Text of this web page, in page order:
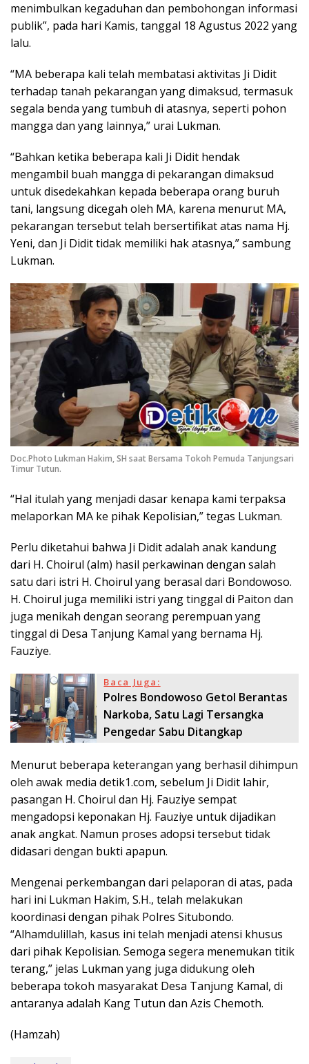
menimbulkan kegaduhan dan pembohongan informasi
publik”, pada hari Kamis, tanggal 18 Agustus 2022 yang
lalu.
“MA beberapa kali telah membatasi aktivitas Ji Didit
terhadap tanah pekarangan yang dimaksud, termasuk
segala benda yang tumbuh di atasnya, seperti pohon
mangga dan yang lainnya,” urai Lukman.
“Bahkan ketika beberapa kali Ji Didit hendak
mengambil buah mangga di pekarangan dimaksud
untuk disedekahkan kepada beberapa orang buruh
tani, langsung dicegah oleh MA, karena menurut MA,
pekarangan tersebut telah bersertifikat atas nama Hj.
Yeni, dan Ji Didit tidak memiliki hak atasnya,” sambung
Lukman.
Doc.Photo Lukman Hakim, SH saat Bersama Tokoh Pemuda Tanjungsari
Timur Tutun.
“Hal itulah yang menjadi dasar kenapa kami terpaksa
melaporkan MA ke pihak Kepolisian,” tegas Lukman.
Perlu diketahui bahwa Ji Didit adalah anak kandung
dari H. Choirul (alm) hasil perkawinan dengan salah
satu dari istri H. Choirul yang berasal dari Bondowoso.
H. Choirul juga memiliki istri yang tinggal di Paiton dan
juga menikah dengan seorang perempuan yang
tinggal di Desa Tanjung Kamal yang bernama Hj.
Fauziye.
Baca Juga:
Polres Bondowoso Getol Berantas
Narkoba, Satu Lagi Tersangka
Pengedar Sabu Ditangkap
Menurut beberapa keterangan yang berhasil dihimpun
oleh awak media detik1.com, sebelum Ji Didit lahir,
pasangan H. Choirul dan Hj. Fauziye sempat
mengadopsi keponakan Hj. Fauziye untuk dijadikan
anak angkat. Namun proses adopsi tersebut tidak
didasari dengan bukti apapun.
Mengenai perkembangan dari pelaporan di atas, pada
hari ini Lukman Hakim, S.H., telah melakukan
koordinasi dengan pihak Polres Situbondo.
“Alhamdulillah, kasus ini telah menjadi atensi khusus
dari pihak Kepolisian. Semoga segera menemukan titik
terang,” jelas Lukman yang juga didukung oleh
beberapa tokoh masyarakat Desa Tanjung Kamal, di
antaranya adalah Kang Tutun dan Azis Chemoth.
(Hamzah)